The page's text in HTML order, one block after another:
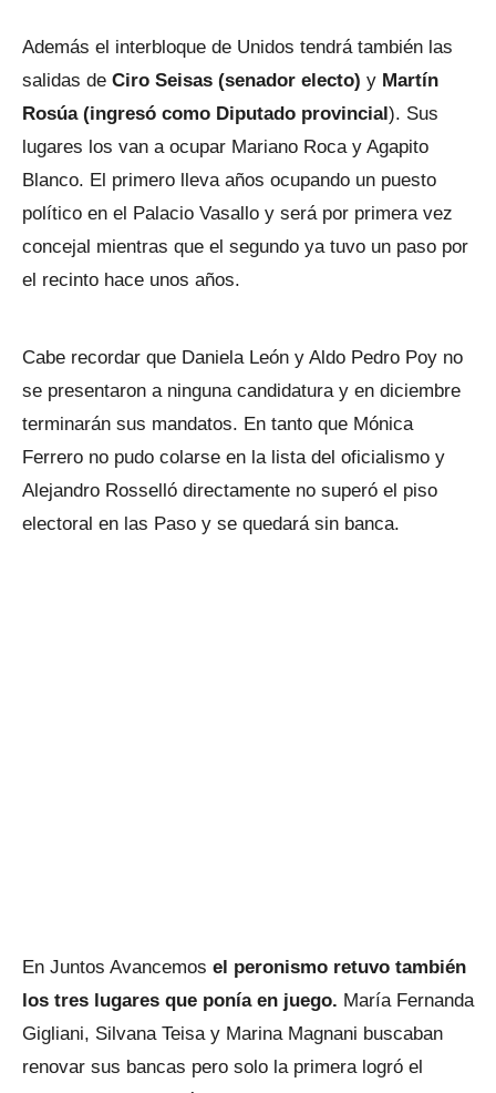
Además el interbloque de Unidos tendrá también las
salidas de Ciro Seisas (senador electo) y Martín
Rosúa (ingresó como Diputado provincial). Sus
lugares los van a ocupar Mariano Roca y Agapito
Blanco. El primero lleva años ocupando un puesto
político en el Palacio Vasallo y será por primera vez
concejal mientras que el segundo ya tuvo un paso por
el recinto hace unos años.
Cabe recordar que Daniela León y Aldo Pedro Poy no
se presentaron a ninguna candidatura y en diciembre
terminarán sus mandatos. En tanto que Mónica
Ferrero no pudo colarse en la lista del oficialismo y
Alejandro Rosselló directamente no superó el piso
electoral en las Paso y se quedará sin banca.
En Juntos Avancemos el peronismo retuvo también
los tres lugares que ponía en juego. María Fernanda
Gigliani, Silvana Teisa y Marina Magnani buscaban
renovar sus bancas pero solo la primera logró el